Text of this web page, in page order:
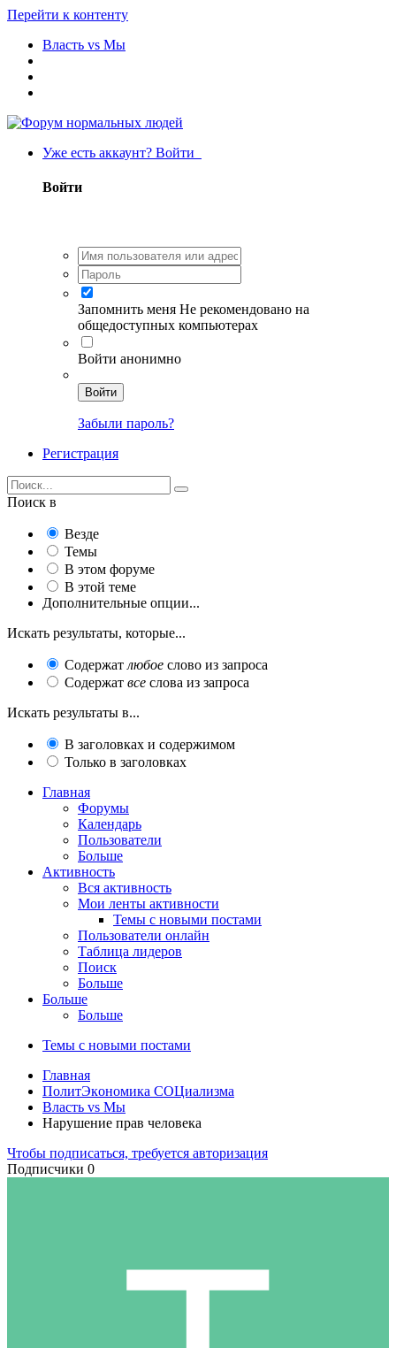
Перейти к контенту
Власть vs Мы
Уже есть аккаунт? Войти
Войти
Запомнить меня Не рекомендовано на
общедоступных компьютерах
Войти анонимно
Войти
Забыли пароль?
Регистрация
Поиск в
Везде
Темы
В этом форуме
В этой теме
Дополнительные опции...
Искать результаты, которые...
Содержат любое слово из запроса
Содержат все слова из запроса
Искать результаты в...
В заголовках и содержимом
Только в заголовках
Главная
Форумы
Календарь
Пользователи
Больше
Активность
Вся активность
Мои ленты активности
Темы с новыми постами
Пользователи онлайн
Таблица лидеров
Поиск
Больше
Больше
Больше
Темы с новыми постами
Главная
ПoлитЭкoнoмика СOЦиализма
Власть vs Мы
Нарушение прав человека
Чтобы подписаться, требуется авторизация
Подписчики 0